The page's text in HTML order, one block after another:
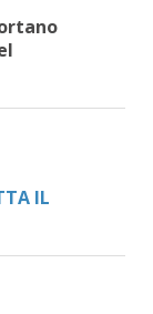
IL